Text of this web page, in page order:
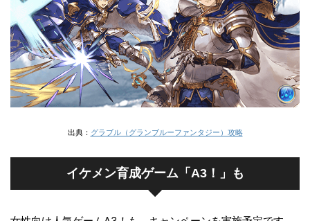
出典： グラブル（グランブルーファンタジー）攻略
イケメン育成ゲーム「A3！」も